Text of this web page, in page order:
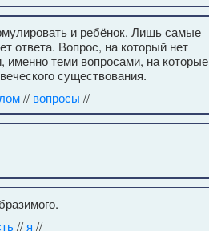
и ребёнок. Лишь самые
ответа. Вопрос, на который нет
именно теми вопросами, на которые
существования.
// вопросы //
//я //